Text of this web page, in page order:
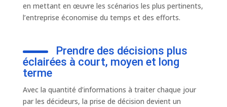
en mettant en œuvre les scénarios les plus pertinents,
l’entreprise économise du temps et des efforts.
Prendre des décisions plus
éclairées à court, moyen et long
terme
Avec la quantité d’informations à traiter chaque jour
par les décideurs, la prise de décision devient un